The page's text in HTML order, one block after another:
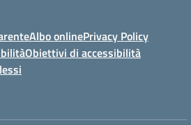
Albo onlinePrivacy Policy
Obiettivi di accessibilità